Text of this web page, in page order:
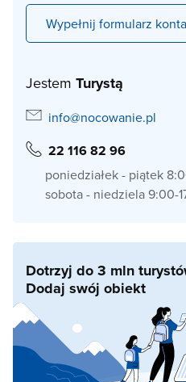
Wypełnij formularz
Jestem Turystą
info@nocowanie.pl
22 116 82 96
poniedziałek - piątek
sobota - niedziela 9:00-
Dotrzyj do 3 mln
Dodaj swój obiekt